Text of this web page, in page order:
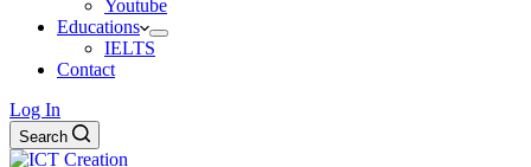
Youtube
Educations
IELTS
Contact
Log In
Search